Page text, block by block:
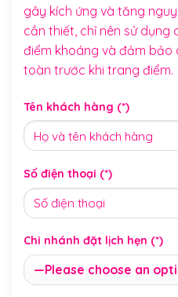
gây kích ứng và tăng
cần thiết, chỉ nên sử
điểm khoáng và đảm bảo
toàn trước khi trang điểm.
Tên khách hàng (*)
Số điện thoại (*)
Chi nhánh đặt lịch hẹn (*)